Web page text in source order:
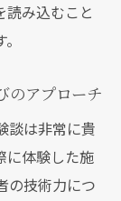
読み込むこと
のアプローチ
談は非常に貴
に体験した施
の技術力につ